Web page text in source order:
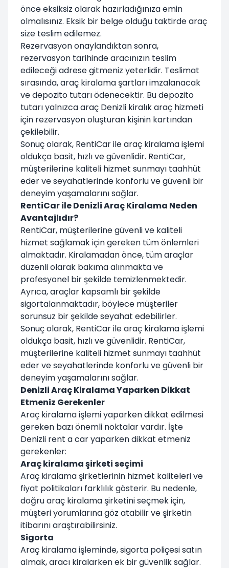
önce eksiksiz olarak hazırladığınıza emin
olmalısınız. Eksik bir belge olduğu taktirde araç
size teslim edilemez.
Rezervasyon onaylandıktan sonra,
rezervasyon tarihinde aracınızın teslim
edileceği adrese gitmeniz yeterlidir. Teslimat
sırasında, araç kiralama şartları imzalanacak
ve depozito tutarı ödenecektir. Bu depozito
tutarı yalnızca araç Denizli kiralık araç hizmeti
için rezervasyon oluşturan kişinin kartından
çekilebilir.
Sonuç olarak, RentiCar ile araç kiralama işlemi
oldukça basit, hızlı ve güvenlidir. RentiCar,
müşterilerine kaliteli hizmet sunmayı taahhüt
eder ve seyahatlerinde konforlu ve güvenli bir
deneyim yaşamalarını sağlar.
RentiCar ile Denizli Araç Kiralama Neden
Avantajlıdır?
RentiCar, müşterilerine güvenli ve kaliteli
hizmet sağlamak için gereken tüm önlemleri
almaktadır. Kiralamadan önce, tüm araçlar
düzenli olarak bakıma alınmakta ve
profesyonel bir şekilde temizlenmektedir.
Ayrıca, araçlar kapsamlı bir şekilde
sigortalanmaktadır, böylece müşteriler
sorunsuz bir şekilde seyahat edebilirler.
Sonuç olarak, RentiCar ile araç kiralama işlemi
oldukça basit, hızlı ve güvenlidir. RentiCar,
müşterilerine kaliteli hizmet sunmayı taahhüt
eder ve seyahatlerinde konforlu ve güvenli bir
deneyim yaşamalarını sağlar.
Denizli Araç Kiralama Yaparken Dikkat
Etmeniz Gerekenler
Araç kiralama işlemi yaparken dikkat edilmesi
gereken bazı önemli noktalar vardır. İşte
Denizli rent a car yaparken dikkat etmeniz
gerekenler:
Araç kiralama şirketi seçimi
Araç kiralama şirketlerinin hizmet kaliteleri ve
fiyat politikaları farklılık gösterir. Bu nedenle,
doğru araç kiralama şirketini seçmek için,
müşteri yorumlarına göz atabilir ve şirketin
itibarını araştırabilirsiniz.
Sigorta
Araç kiralama işleminde, sigorta poliçesi satın
almak, aracı kiralarken ek bir güvenlik sağlar.